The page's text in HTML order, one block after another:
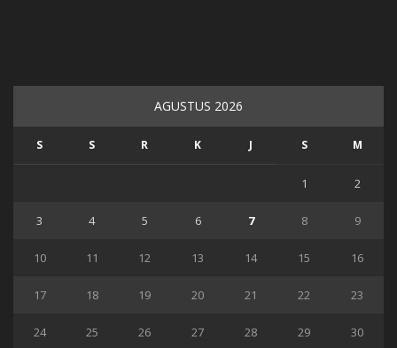
AGUSTUS 2026
S S R K J S M
1 2
3 4 5 6 7 8 9
10 11 12 13 14 15 16
17 18 19 20 21 22 23
24 25 26 27 28 29 30